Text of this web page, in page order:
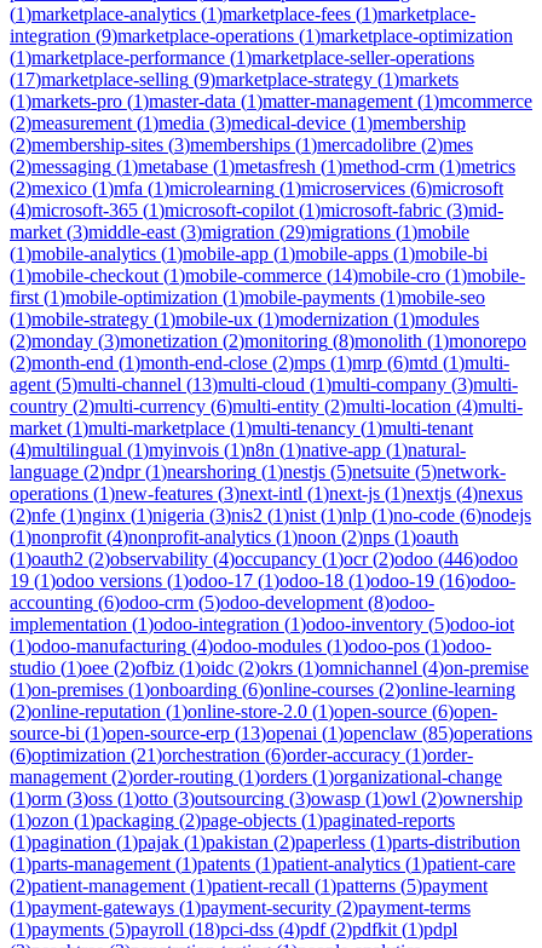
(1)marketplace-analytics (1)marketplace-fees (1)marketplace-
integration (9)marketplace-operations (1)marketplace-optimization
(1)marketplace-performance (1)marketplace-seller-operations
(17)marketplace-selling (9)marketplace-strategy (1)markets
(1)markets-pro (1)master-data (1)matter-management (1)mcommerce
(2)measurement (1)media (3)medical-device (1)membership
(2)membership-sites (3)memberships (1)mercadolibre (2)mes
(2)messaging (1)metabase (1)metasfresh (1)method-crm (1)metrics
(2)mexico (1)mfa (1)microlearning (1)microservices (6)microsoft
(4)microsoft-365 (1)microsoft-copilot (1)microsoft-fabric (3)mid-
market (3)middle-east (3)migration (29)migrations (1)mobile
(1)mobile-analytics (1)mobile-app (1)mobile-apps (1)mobile-bi
(1)mobile-checkout (1)mobile-commerce (14)mobile-cro (1)mobile-
first (1)mobile-optimization (1)mobile-payments (1)mobile-seo
(1)mobile-strategy (1)mobile-ux (1)modernization (1)modules
(2)monday (3)monetization (2)monitoring (8)monolith (1)monorepo
(2)month-end (1)month-end-close (2)mps (1)mrp (6)mtd (1)multi-
agent (5)multi-channel (13)multi-cloud (1)multi-company (3)multi-
country (2)multi-currency (6)multi-entity (2)multi-location (4)multi-
market (1)multi-marketplace (1)multi-tenancy (1)multi-tenant
(4)multilingual (1)myinvois (1)n8n (1)native-app (1)natural-
language (2)ndpr(1)nearshoring (1)nestjs (5)netsuite (5)network-
operations (1)new-features (3)next-intl (1)next-js (1)nextjs (4)nexus
(2)nfe (1)nginx (1)nigeria (3)nis2 (1)nist (1)nlp (1)no-code (6)nodejs
(1)nonprofit (4)nonprofit-analytics (1)noon (2)nps (1)oauth
(1)oauth2 (2)observability (4)occupancy (1)ocr(2)odoo (446)odoo
19 (1)odoo versions (1)odoo-17 (1)odoo-18 (1)odoo-19 (16)odoo-
accounting (6)odoo-crm (5)odoo-development (8)odoo-
implementation (1)odoo-integration (1)odoo-inventory (5)odoo-iot
(1)odoo-manufacturing (4)odoo-modules (1)odoo-pos (1)odoo-
studio (1)oee (2)ofbiz (1)oidc (2)okrs (1)omnichannel (4)on-premise
(1)on-premises (1)onboarding (6)online-courses (2)online-learning
(2)online-reputation (1)online-store-2.0 (1)open-source (6)open-
source-bi (1)open-source-erp (13)openai (1)openclaw (85)operations
(6)optimization (21)orchestration (6)order-accuracy (1)order-
management (2)order-routing (1)orders (1)organizational-change
(1)orm (3)oss (1)otto (3)outsourcing (3)owasp (1)owl (2)ownership
(1)ozon (1)packaging (2)page-objects (1)paginated-reports
(1)pagination (1)pajak (1)pakistan (2)paperless (1)parts-distribution
(1)parts-management (1)patents (1)patient-analytics (1)patient-care
(2)patient-management (1)patient-recall (1)patterns (5)payment
(1)payment-gateways (1)payment-security (2)payment-terms
(1)payments (5)payroll (18)pci-dss (4)pdf(2)pdfkit (1)pdpl